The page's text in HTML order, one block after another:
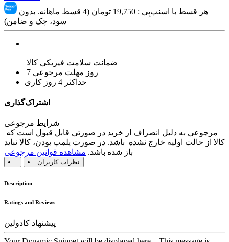
هر قسط با اسنپ‌پِی : 19,750
تومان (4 قسط ماهانه. بدون
سود، چک و ضامن)
ضمانت سلامت فیزیکی کالا
7 روز مهلت مرجوعی
حداکثر 4 روز کاری
اشتراک‌گذاری
شرایط مرجوعی
کالا از حالت اولیه خارج نشده باشد. در صورت پلمپ بودن، کالا نباید
باز شده باشد. مشاهده قوانین مرجوعی
نظرات کاربران
Description
Ratings and Reviews
پیشنهاد کادولین